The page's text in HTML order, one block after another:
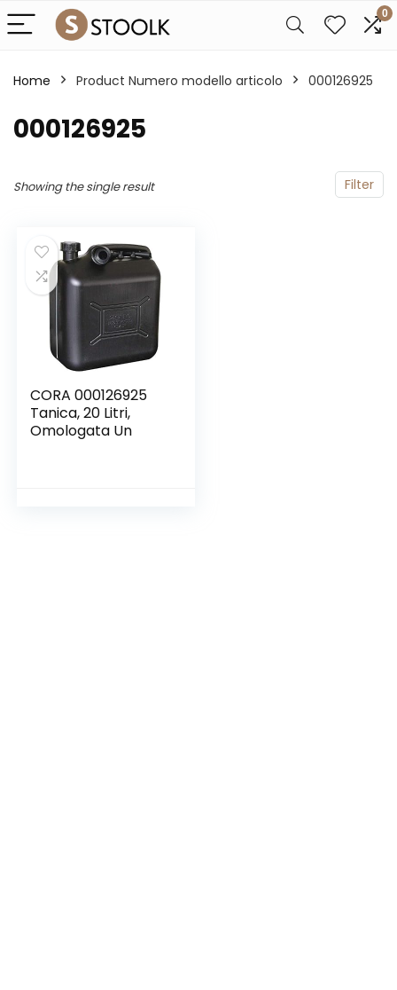
0
Home Product Numero modello articolo ‎000126925
‎000126925
Filter
Showing the single result
CORA 000126925
Tanica, 20 Litri,
Omologata Un